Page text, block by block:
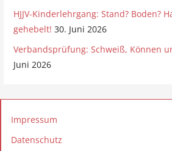
HJJV-Kinderlehrgang: Stand? Boden?
gehebelt! 30. Juni 2026
Verbandsprüfung: Schweiß, Können
Juni 2026
Impressum
Datenschutz